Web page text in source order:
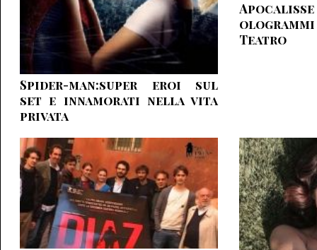
Spider-man:super eroi sul
set e innamorati nella vita
privata
Teatro